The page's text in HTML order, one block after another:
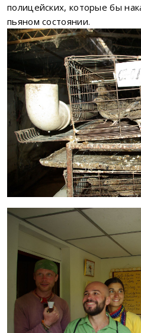
полицейских, которые бы
пьяном состоянии.